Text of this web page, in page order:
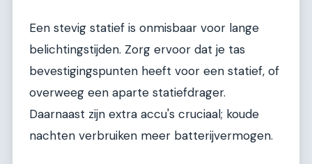
Een stevig statief is onmisbaar voor lange
belichtingstijden. Zorg ervoor dat je tas
bevestigingspunten heeft voor een statief, of
overweeg een aparte statiefdrager.
Daarnaast zijn extra accu's cruciaal; koude
nachten verbruiken meer batterijvermogen.